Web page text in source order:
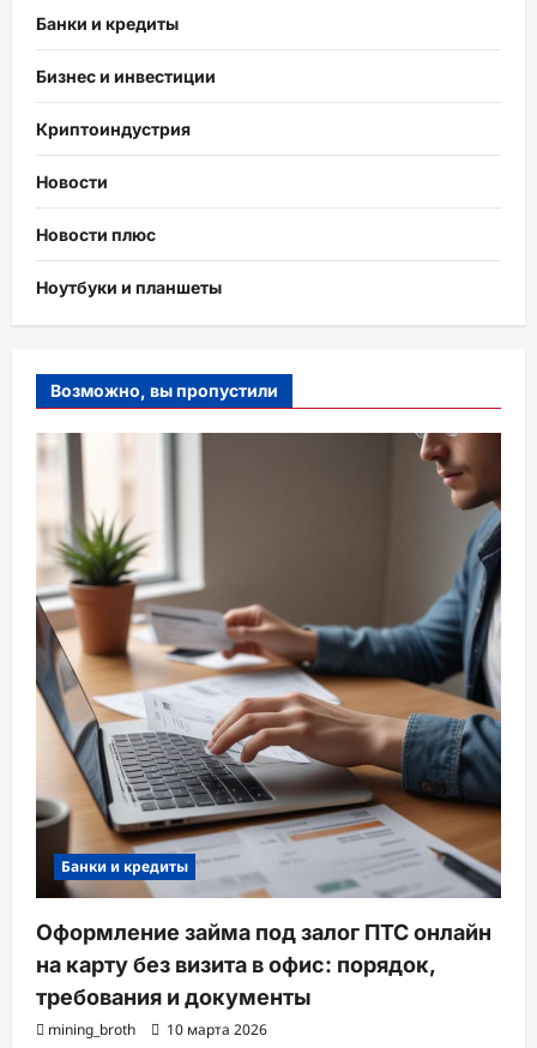
Банки и кредиты
Бизнес и инвестиции
Криптоиндустрия
Новости
Новости плюс
Ноутбуки и планшеты
Возможно, вы пропустили
Банки и кредиты
Оформление займа под залог ПТС онлайн
на карту без визита в офис: порядок,
требования и документы
mining_broth 10 марта 2026